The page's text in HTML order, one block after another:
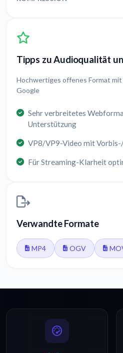
Tipps zu Audioqualität
Hochwertiges offenes Format
Google
Sehr verbreitetes
Unterstützung
VP8/VP9-Video mit
Für Streaming-Klarheit
Verwandte Formate
MP4 OGV